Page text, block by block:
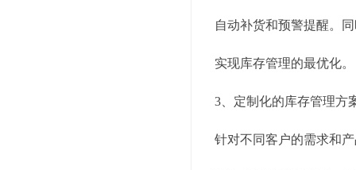
自动补货和预警提醒。
实现库存管理的最优化。
3、定制化的库存管理方
针对不同客户的需求和